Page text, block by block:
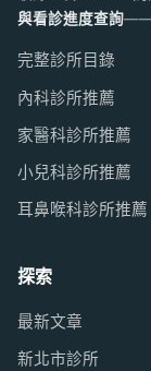
與看診進度查詢——
完整診所目錄
內科診所推薦
家醫科診所推薦
小兒科診所推薦
耳鼻喉科診所推薦
探索
最新文章
新北市診所